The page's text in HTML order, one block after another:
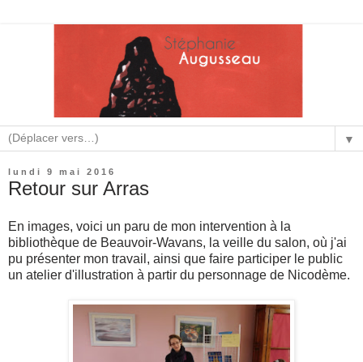
▼
lundi 9 mai 2016
Retour sur Arras
En images, voici un paru de mon intervention à la
bibliothèque de Beauvoir-Wavans, la veille du salon, où j'ai
pu présenter mon travail, ainsi que faire participer le public
un atelier d'illustration à partir du personnage de Nicodème.